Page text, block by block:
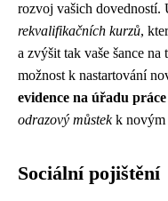
rozvoj vašich dovedností.
rekvalifikačních kurzů,
a zvýšit tak vaše šance
možnost k nastartování
evidence na úřadu práce
odrazový můstekk novým
Sociální pojištění